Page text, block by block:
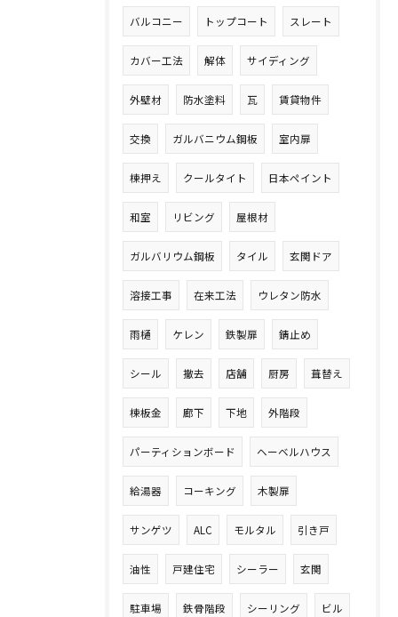
バルコニー トップコート スレート
カバー工法 解体 サイディング
外壁材 防水塗料 瓦 賃貸物件
交換 ガルバニウム鋼板 室内扉
棟押え クールタイト 日本ペイント
和室 リビング 屋根材
ガルバリウム鋼板 タイル 玄関ドア
溶接工事 在来工法 ウレタン防水
雨樋 ケレン 鉄製扉 錆止め
シール 撤去 店舗 厨房 葺替え
棟板金 廊下 下地 外階段
パーティションボード ヘーベルハウス
給湯器 コーキング 木製扉
サンゲツ ALC モルタル 引き戸
油性 戸建住宅 シーラー 玄関
駐車場 鉄骨階段 シーリング ビル